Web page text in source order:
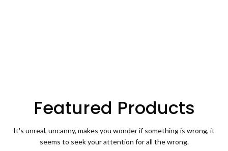
Featured Products
It's unreal, uncanny, makes you wonder if something is wrong, it
seems to seek your attention for all the wrong.